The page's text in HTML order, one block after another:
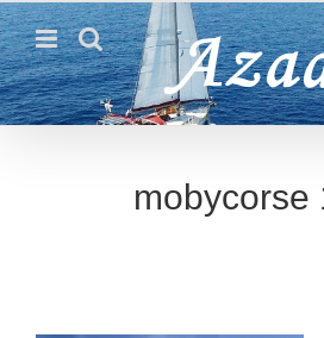
Passer
au
contenu
mobycorse